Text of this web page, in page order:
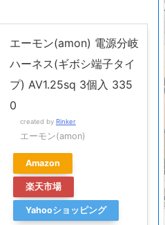
エーモン(amon) 電源分岐
ハーネス(ギボシ端子タイ
プ) AV1.25sq 3個入 335
0
created by Rinker
エーモン(amon)
Amazon
楽天市場
Yahooショッピング